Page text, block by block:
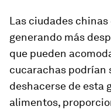
Las ciudades
generando más
que pueden
cucarachas podrían
deshacerse de esta
alimentos,